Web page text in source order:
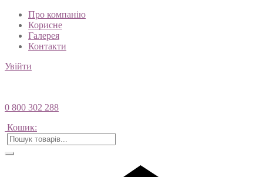
Про компанію
Корисне
Галерея
Контакти
Увійти
0 800 302 288
Кошик: